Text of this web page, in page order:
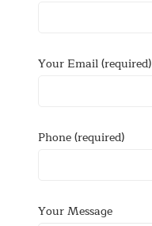
Your Email (required)
Phone (required)
Your Message